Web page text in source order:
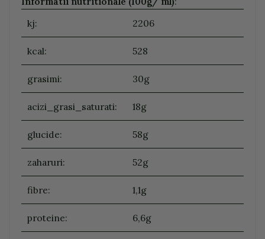
kj:
2206
kcal: 528
grasimi: 30g
acizi_grasi_saturati: 18g
glucide: 58g
zaharuri: 52g
fibre: 1,1g
proteine: 6,6g